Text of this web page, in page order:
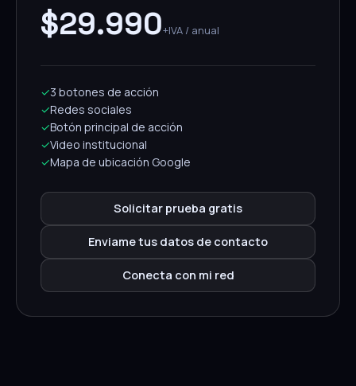
$29.990+IVA / anual
✓3 botones de acción
✓Redes sociales
✓Botón principal de acción
✓Video institucional
✓Mapa de ubicación Google
Solicitar prueba gratis
Enviame tus datos de contacto
Conecta con mi red